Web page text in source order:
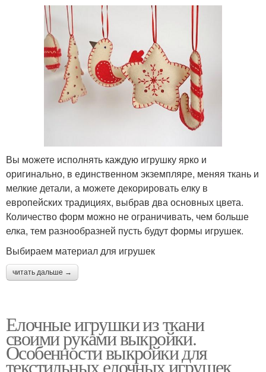
Вы можете исполнять каждую игрушку ярко и
оригинально, в единственном экземпляре, меняя ткань и
мелкие детали, а можете декорировать елку в
европейских традициях, выбрав два основных цвета.
Количество форм можно не ограничивать, чем больше
елка, тем разнообразней пусть будут формы игрушек.
Выбираем материал для игрушек
читать дальше →
Елочные игрушки из ткани
своими руками выкройки.
Особенности выкройки для
текстильных елочных игрушек